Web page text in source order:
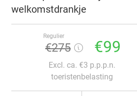
welkomstdrankje
Regulier
€275 €99
Excl. ca. €3 p.p.p.n.
toeristenbelasting